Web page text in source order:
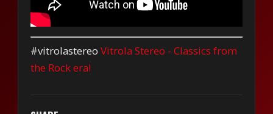
#vitrolastereoVitrola Stereo - Classics from
the Rock era!